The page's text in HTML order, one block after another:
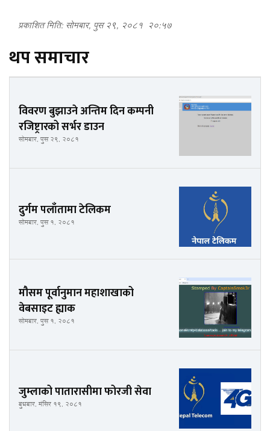
प्रकाशित मिति: सोमबार, पुस २९, २०८१ २०:५७
थप समाचार
विवरण बुझाउने अन्तिम दिन कम्पनी
रजिष्ट्रारको सर्भर डाउन
सोमबार, पुस २९, २०८१
दुर्गम पलाँतामा टेलिकम
सोमबार, पुस १, २०८१
मौसम पूर्वानुमान महाशाखाको
वेबसाइट ह्याक
सोमबार, पुस १, २०८१
जुम्लाको पातारासीमा फोरजी सेवा
बुधबार, मंसिर १९, २०८१